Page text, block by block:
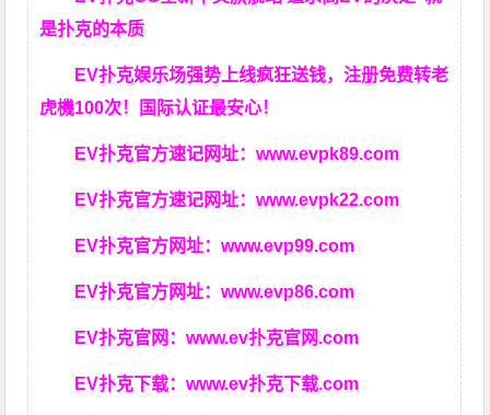
是扑克的本质
EV扑克娱乐场强势上线疯狂送钱，注册免费转老
虎機100次！国际认证最安心！
EV扑克官方速记网址：www.evpk89.com
EV扑克官方速记网址：www.evpk22.com
EV扑克官方网址：www.evp99.com
EV扑克官方网址：www.evp86.com
EV扑克官网：www.ev扑克官网.com
EV扑克下载：www.ev扑克下载.com